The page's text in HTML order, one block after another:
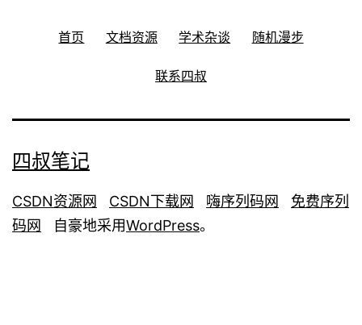
首页 文档资源 学术杂谈 随机漫步
联系四叔
四叔笔记
CSDN资源网 CSDN下载网 嗨序列码网
免费序列
码网 自豪地采用WordPress。